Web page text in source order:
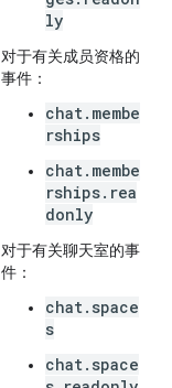
ly
对于有关成员资格的
事件：
chat.membe
rships
chat.membe
rships.rea
donly
对于有关聊天室的事
件：
chat.space
s
chat.space